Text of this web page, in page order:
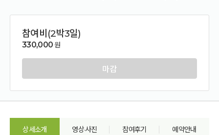
참여비(2박3일)
330,000 원
마감
상세소개 영상·사진 참여후기 예약안내